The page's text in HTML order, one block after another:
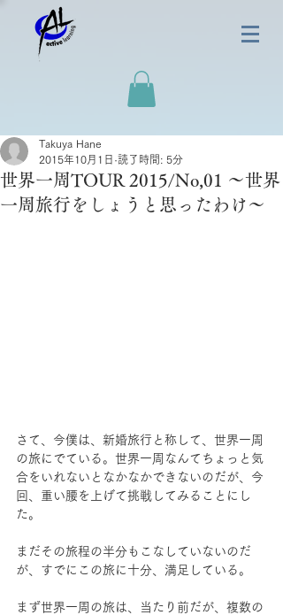
世界一周TOUR 2015/No,01 〜世界
一周旅行をしょうと思ったわけ〜
Takuya Hane
2015年10月1日 読了時間: 5分
さて、今僕は、新婚旅行と称して、世界一周
の旅にでている。世界一周なんてちょっと気
合をいれないとなかなかできないのだが、今
回、重い腰を上げて挑戦してみることにし
た。
まだその旅程の半分もこなしていないのだ
が、すでにこの旅に十分、満足している。
まず世界一周の旅は、当たり前だが、複数の